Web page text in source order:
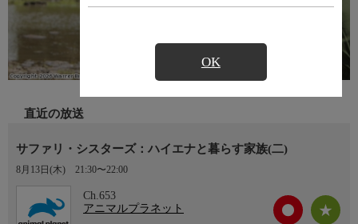
OK
直近の放送
サファリ・シスターズ：ハイエナと暮らす家族(二)
8月13日(木) 21:30〜22:00
Ch.653
アニマルプラネット